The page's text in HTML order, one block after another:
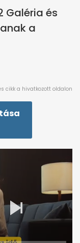
Galéria és
a